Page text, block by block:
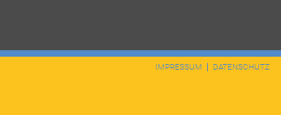
IMPRESSUM DATENSCHUTZ